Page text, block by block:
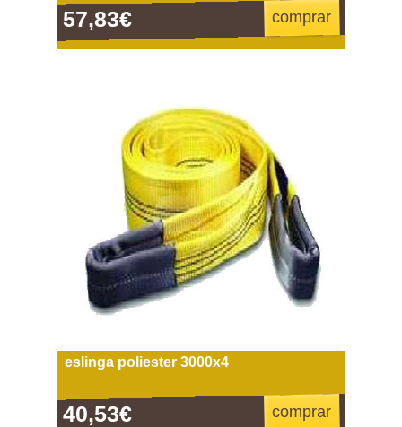
57,83€ comprar
eslinga poliester 3000x4
40,53€ comprar